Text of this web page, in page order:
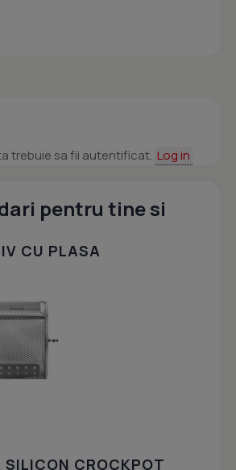
trebuie sa fii autentificat. Log in
pentru tine si
CU PLASA
SILICON CROCKPOT